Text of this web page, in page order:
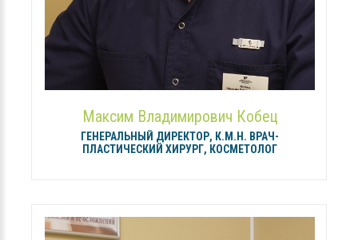
Максим Владимирович Кобец
ГЕНЕРАЛЬНЫЙ ДИРЕКТОР, К.М.Н. ВРАЧ-
ПЛАСТИЧЕСКИЙ ХИРУРГ, КОСМЕТОЛОГ